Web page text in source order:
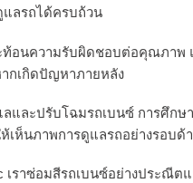
แลรถได้ครบถ้วน
ท้อนความรับผิดชอบต่อคุณภาพ
กเกิดปัญหาภายหลัง
ลและปรับโฉมรถเบนซ์ การศึกษ
เห็นภาพการดูแลรถอย่างรอบด้
เราซ่อมสีรถเบนซ์อย่างประณีต